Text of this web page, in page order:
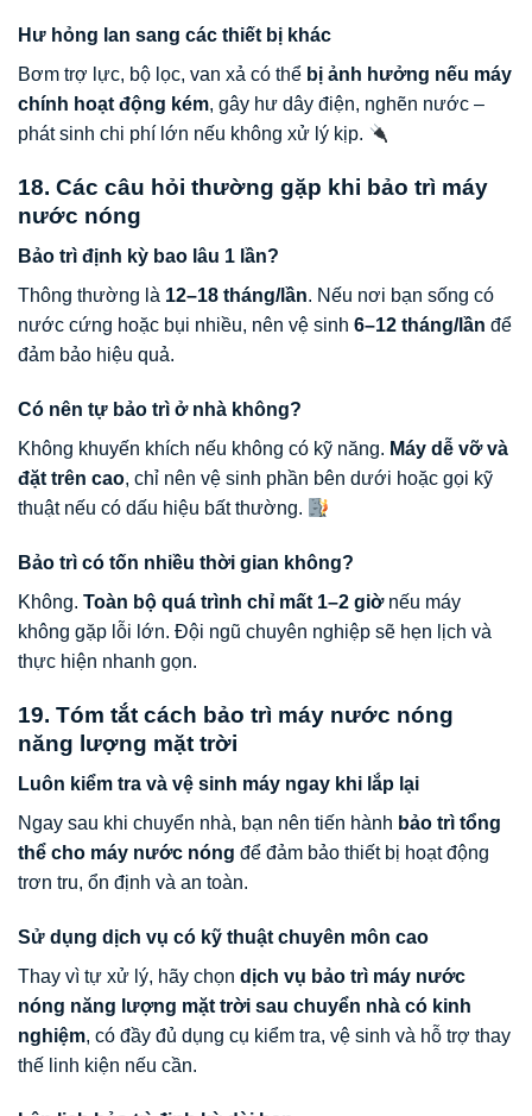
Hư hỏng lan sang các thiết bị khác
Bơm trợ lực, bộ lọc, van xả có thể bị ảnh hưởng nếu máy
chính hoạt động kém, gây hư dây điện, nghẽn nước –
phát sinh chi phí lớn nếu không xử lý kịp.
18. Các câu hỏi thường gặp khi bảo trì máy
nước nóng
Bảo trì định kỳ bao lâu 1 lần?
Thông thường là 12–18 tháng/lần. Nếu nơi bạn sống có
nước cứng hoặc bụi nhiều, nên vệ sinh 6–12 tháng/lần để
đảm bảo hiệu quả.
Có nên tự bảo trì ở nhà không?
Không khuyến khích nếu không có kỹ năng. Máy dễ vỡ và
đặt trên cao, chỉ nên vệ sinh phần bên dưới hoặc gọi kỹ
thuật nếu có dấu hiệu bất thường.
Bảo trì có tốn nhiều thời gian không?
Không. Toàn bộ quá trình chỉ mất 1–2 giờnếu máy
không gặp lỗi lớn. Đội ngũ chuyên nghiệp sẽ hẹn lịch và
thực hiện nhanh gọn.
19. Tóm tắt cách bảo trì máy nước nóng
năng lượng mặt trời
Luôn kiểm tra và vệ sinh máy ngay khi lắp lại
Ngay sau khi chuyển nhà, bạn nên tiến hành bảo trì tổng
thể cho máy nước nóng để đảm bảo thiết bị hoạt động
trơn tru, ổn định và an toàn.
Sử dụng dịch vụ có kỹ thuật chuyên môn cao
Thay vì tự xử lý, hãy chọn dịch vụ bảo trì máy nước
nóng năng lượng mặt trời sau chuyển nhà có kinh
nghiệm, có đầy đủ dụng cụ kiểm tra, vệ sinh và hỗ trợ thay
thế linh kiện nếu cần.